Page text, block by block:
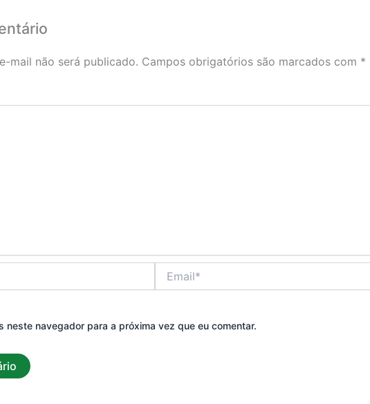
mail não será publicado. Campos obrigatórios são marcados com *
neste navegador para a próxima vez que eu comentar.